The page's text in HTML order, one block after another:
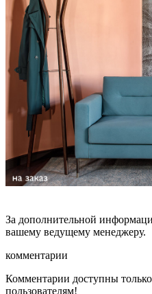
За дополнительной
вашему ведущему менеджеру.
комментарии
Комментарии доступны
пользователям!